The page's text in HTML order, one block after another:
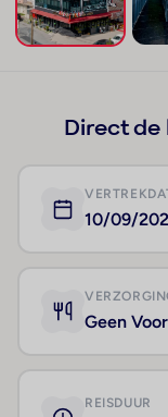
Direct de
10/09/
Geen
REISDUUR